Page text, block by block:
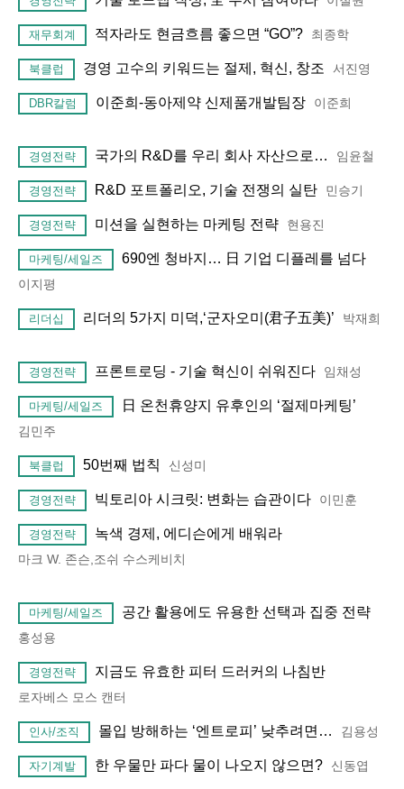
재무회계 적자라도 현금흐름 좋으면 “GO”? 최종학
북클럽 경영 고수의 키워드는 절제, 혁신, 창조 서진영
DBR칼럼 이준희-동아제약 신제품개발팀장 이준희
경영전략 국가의 R&D를 우리 회사 자산으로… 임윤철
경영전략 R&D 포트폴리오, 기술 전쟁의 실탄 민승기
경영전략 미션을 실현하는 마케팅 전략 현용진
마케팅/세일즈 690엔 청바지… 日 기업 디플레를 넘다
이지평
리더십 리더의 5가지 미덕,‘군자오미(君子五美)’ 박재희
경영전략 프론트로딩 - 기술 혁신이 쉬워진다 임채성
마케팅/세일즈 日 온천휴양지 유후인의 ‘절제마케팅’
김민주
북클럽 50번째 법칙 신성미
경영전략 빅토리아 시크릿: 변화는 습관이다 이민훈
경영전략 녹색 경제, 에디슨에게 배워라
마크 W. 존슨,조쉬 수스케비치
마케팅/세일즈 공간 활용에도 유용한 선택과 집중 전략
홍성용
경영전략 지금도 유효한 피터 드러커의 나침반
로자베스 모스 캔터
인사/조직 몰입 방해하는 ‘엔트로피’ 낮추려면… 김용성
자기계발 한 우물만 파다 물이 나오지 않으면? 신동엽